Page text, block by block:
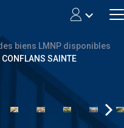
biens LMNP disponibles
SAINTE